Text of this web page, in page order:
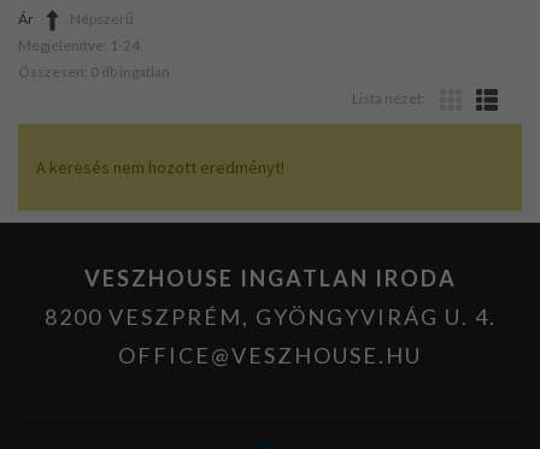
Ár
Népszerű
Megjelenítve: 1-24
Összesen: 0 db ingatlan
Lista nézet:
A keresés nem hozott eredményt!
VESZHOUSE INGATLAN IRODA
8200 VESZPRÉM, GYÖNGYVIRÁG U. 4.
OFFICE@VESZHOUSE.HU